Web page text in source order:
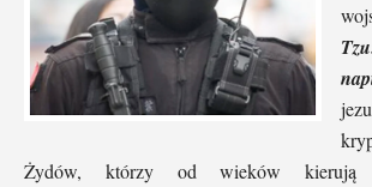
Żydów, którzy od wieków kierują